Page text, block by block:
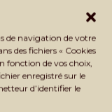
de navigation de votre
des fichiers « Cookies
fonction de vos choix,
enregistré sur le
d’identifier le
CDAT CECOGEC
NATIONALE CEMAC
CENSURE